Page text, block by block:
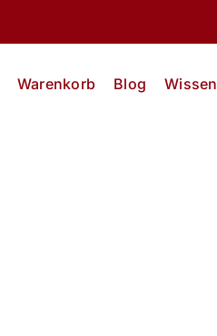
Warenkorb Blog Wissen